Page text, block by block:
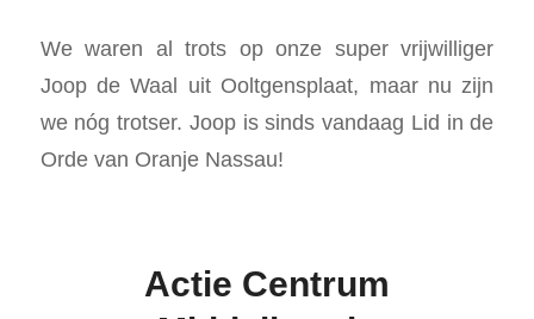
We waren al trots op onze super vrijwilliger
Joop de Waal uit Ooltgensplaat, maar nu zijn
we nóg trotser. Joop is sinds vandaag Lid in de
Orde van Oranje Nassau!
Actie Centrum